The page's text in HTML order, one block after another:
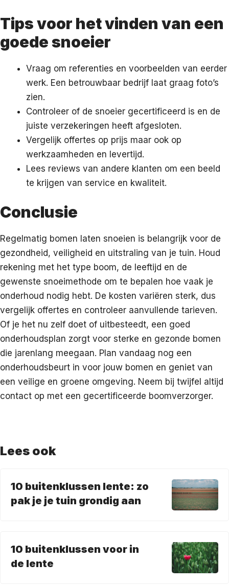
Tips voor het vinden van een
goede snoeier
Vraag om referenties en voorbeelden van eerder
werk. Een betrouwbaar bedrijf laat graag foto’s
zien.
Controleer of de snoeier gecertificeerd is en de
juiste verzekeringen heeft afgesloten.
Vergelijk offertes op prijs maar ook op
werkzaamheden en levertijd.
Lees reviews van andere klanten om een beeld
te krijgen van service en kwaliteit.
Conclusie
Regelmatig bomen laten snoeien is belangrijk voor de
gezondheid, veiligheid en uitstraling van je tuin. Houd
rekening met het type boom, de leeftijd en de
gewenste snoeimethode om te bepalen hoe vaak je
onderhoud nodig hebt. De kosten variëren sterk, dus
vergelijk offertes en controleer aanvullende tarieven.
Of je het nu zelf doet of uitbesteedt, een goed
onderhoudsplan zorgt voor sterke en gezonde bomen
die jarenlang meegaan. Plan vandaag nog een
onderhoudsbeurt in voor jouw bomen en geniet van
een veilige en groene omgeving. Neem bij twijfel altijd
contact op met een gecertificeerde boomverzorger.
Lees ook
10 buitenklussen lente: zo
pak je je tuin grondig aan
10 buitenklussen voor in
de lente